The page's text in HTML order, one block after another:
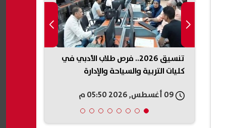
تنسيق 2026.. فرص طلاب الأدبي في
كليات التربية والسياحة والإدارة